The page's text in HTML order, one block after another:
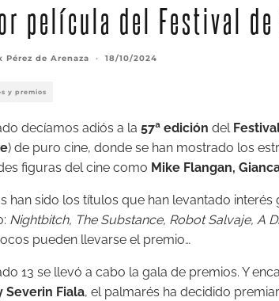
película del Festival
Pérez de Arenaza · 18/10/2024
y premios
decíamos adiós a la 57ª edición del
) de puro cine, donde se han mostrado los
figuras del cine como Mike Flangan,
han sido los títulos que han levantado
Nightbitch, The Substance, Robot Salvaje, A
pueden llevarse el premio…
13 se llevó a cabo la gala de premios. Y enc
Severin Fiala, el palmarés ha decidido